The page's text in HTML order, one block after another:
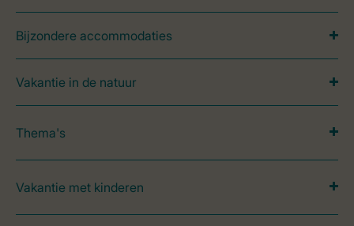
Bijzondere accommodaties
Vakantie in de natuur
Thema's
Vakantie met kinderen